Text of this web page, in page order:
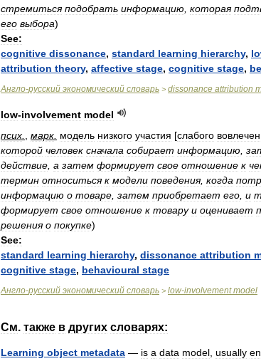
стремиться подобрать информацию которая
его выбора)
See:
cognitive dissonance, standard learning hierarchy,
attribution theory, affective stage, cognitive stage,
Англо-русский экономический словарь > dissonance attribution
low-involvement model
псих
марк модель низкого участия [слабого
которой человек сначала собирает информацию
действие а затем формирует свое отношение к
термин относиться к модели поведения, когда
информацию о товаре затем приобретает его и
формирует свое отношение к товару и оценивает
решения о покупке)
See:
standard learning hierarchy, dissonance attribution
cognitive stage, behavioural stage
Англо-русский экономический словарь > low-involvement model
См. также в других словарях:
Learning object metadata — is a data model usually